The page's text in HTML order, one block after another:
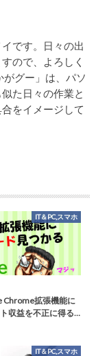
です。日々の出
ので、よろしく
グー」は、パソ
た日々の作業と
をイメージして
IT＆PC,スマホ
Chrome拡張機能に
ト収益を不正に得る…
IT＆PC,スマホ